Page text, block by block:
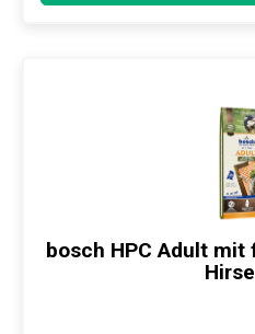
bosch HPC Adult